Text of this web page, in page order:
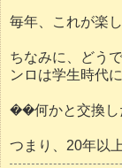
毎年、これが楽
ちなみに、どう
ンロは学生時代
��何かと交換し
つまり、20年以